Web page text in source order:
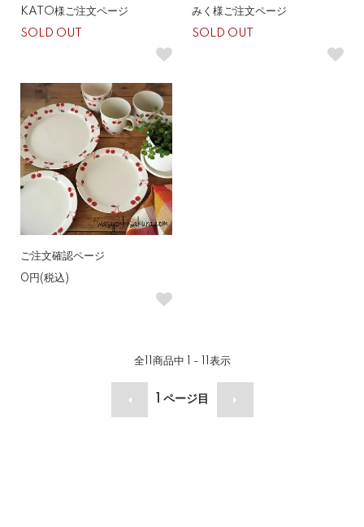
KATO様ご注文ページ
SOLD OUT
みく様ご注文ページ
SOLD OUT
ご注文確認ページ
0円(税込)
全11 商品中 1 - 11 表示
ページ目